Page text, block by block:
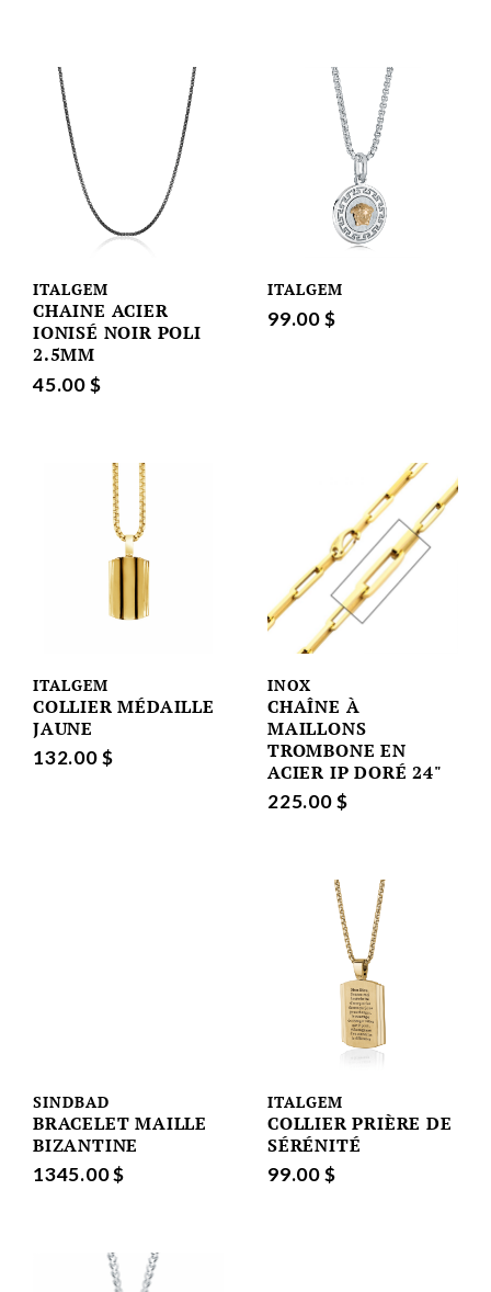
ITALGEM
CHAINE ACIER
IONISÉ NOIR POLI
2.5MM
45.00 $
ITALGEM
99.00 $
ITALGEM
COLLIER MÉDAILLE
JAUNE
132.00 $
INOX
CHAÎNE À
MAILLONS
TROMBONE EN
ACIER IP DORÉ 24"
225.00 $
SINDBAD
BRACELET MAILLE
BIZANTINE
1345.00 $
ITALGEM
COLLIER PRIÈRE DE
SÉRÉNITÉ
99.00 $